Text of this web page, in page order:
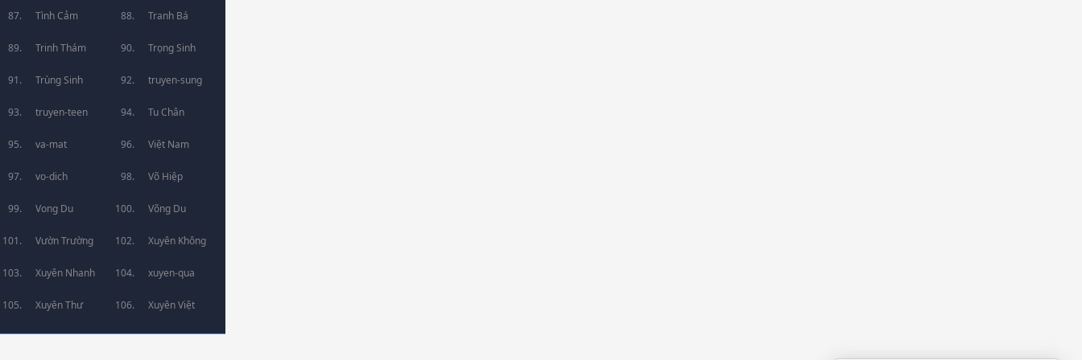
Tình Cảm Tranh Bá
Trinh Thám Trọng Sinh
Trùng Sinh truyen-sung
truyen-teen Tu Chân
va-mat Việt Nam
vo-dich Võ Hiệp
Vong Du Võng Du
Vườn Trường Xuyên Không
Xuyên Nhanh xuyen-qua
Xuyên Thư Xuyên Việt